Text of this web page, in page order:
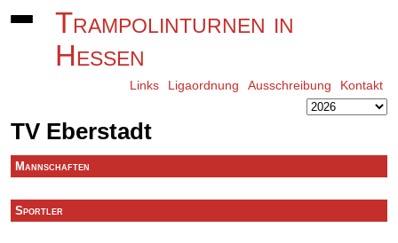
Trampolinturnen in
Hessen
Links Ligaordnung Ausschreibung Kontakt
TV Eberstadt
Mannschaften
Sportler